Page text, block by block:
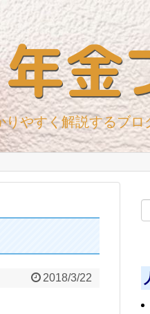
年金
やすく解説するブロ
2018/3/22